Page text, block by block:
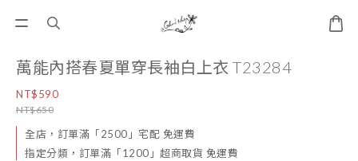
萬能內搭春夏單穿長袖白上衣 T23284
NT$590
NT$650
全店，訂單滿「2500」宅配 免運費
指定分類，訂單滿「1200」超商取貨 免運費